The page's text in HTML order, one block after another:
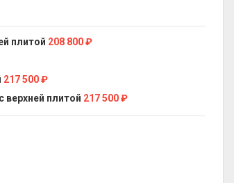
плитой 208 800₽
217 500₽
верхней плитой 217 500₽